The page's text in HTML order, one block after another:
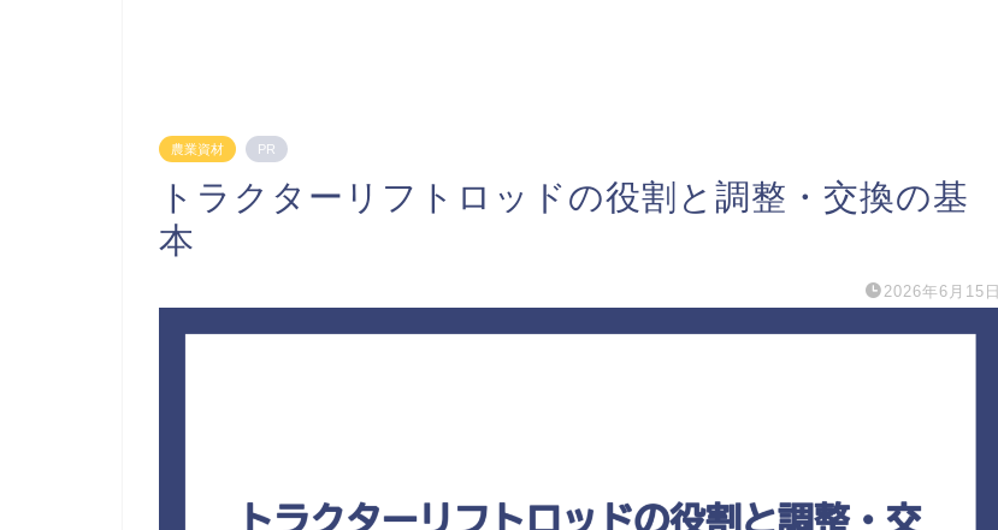
農業資材 PR
トラクターリフトロッドの役割と調整・交換の基
本
2026年6月15日